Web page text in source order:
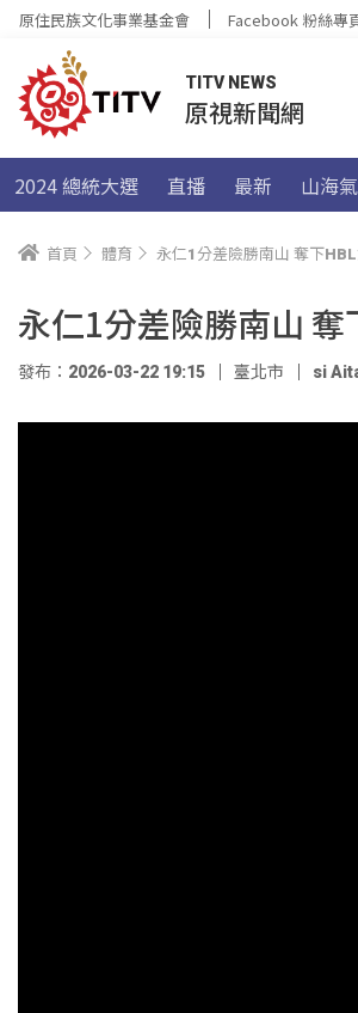
原住民族文化事業基金會 Facebook 粉絲專
TITV NEWS
原視新聞網
2024 總統大選 直播 最新 山海
首頁 體育 永仁1分差險勝南山 奪下
永仁1分差險勝南山
發布：2026-03-22 19:15 臺北市 si